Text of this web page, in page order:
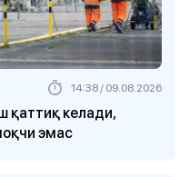
қаттиқ келади,
эмас
14:38 / 09.08.2026